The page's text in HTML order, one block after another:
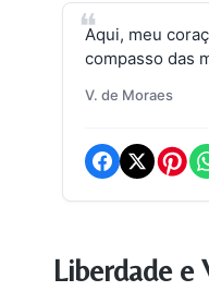
Aqui, meu
compasso das
V. de Moraes
Liberdade e